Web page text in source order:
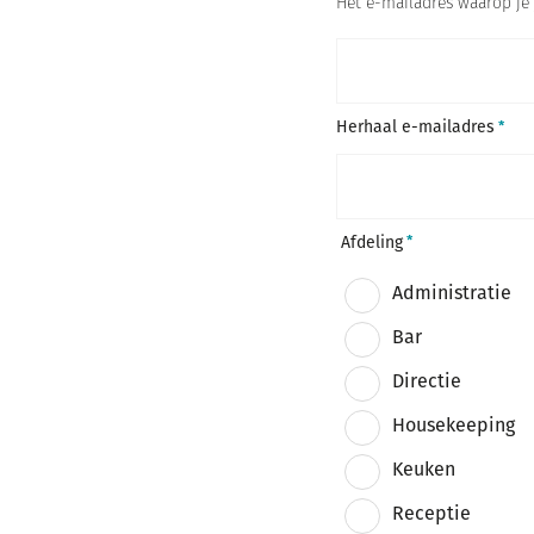
m
2
Herhaal e-mailadres
Afdeling
Administratie
Bar
Directie
Housekeeping
Keuken
Receptie